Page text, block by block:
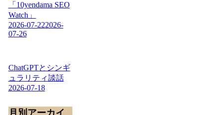
「10yendama SEO
Watch」
2026-07-222026-
07-26
ChatGPTとシンギ
ュラリティ談話
2026-07-18
月別アーカイ